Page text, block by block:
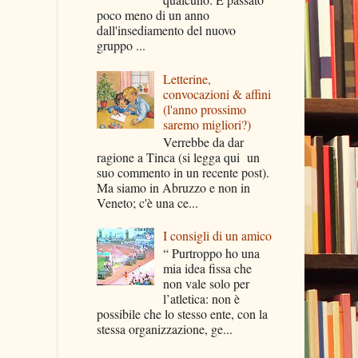
poco meno di un anno
dall'insediamento del nuovo
gruppo ...
Letterine,
convocazioni & affini
(l'anno prossimo
saremo migliori?)
Verrebbe da dar
ragione a Tinca (si legga qui un
suo commento in un recente post).
Ma siamo in Abruzzo e non in
Veneto; c'è una ce...
I consigli di un amico
“ Purtroppo ho una
mia idea fissa che
non vale solo per
l’atletica: non è
possibile che lo stesso ente, con la
stessa organizzazione, ge...